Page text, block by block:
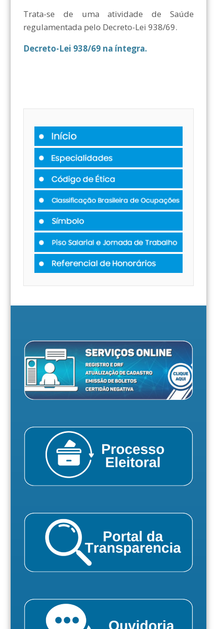
Trata-se de uma atividade de Saúde
regulamentada pelo Decreto-Lei 938/69.
Decreto-Lei 938/69 na íntegra.